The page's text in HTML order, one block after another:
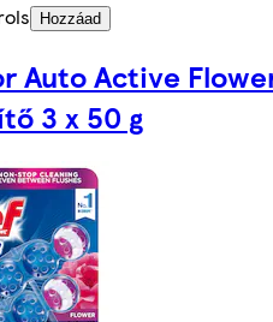
Hozzáad
Auto Active
3 x 50 g